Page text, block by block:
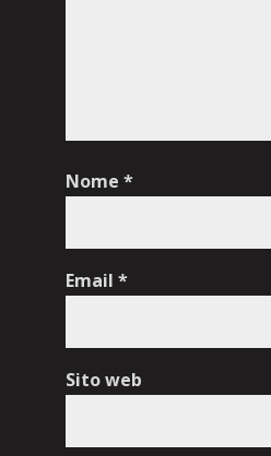
Nome *
Email *
Sito web